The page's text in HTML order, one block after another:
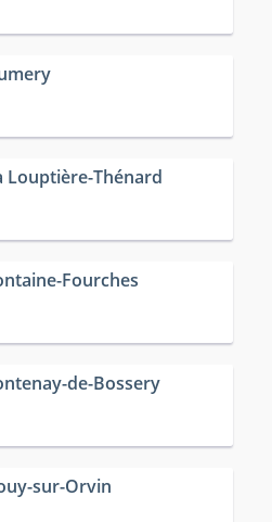
Louptière-Thénard
Fourches
de-Bossery
sur-Orvin